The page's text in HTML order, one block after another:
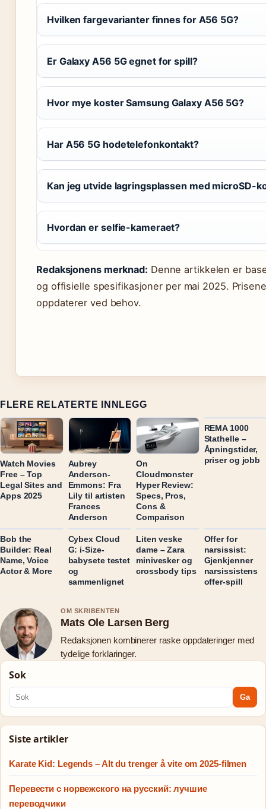
Hvilken fargevarianter finnes for A56 5G?
Er Galaxy A56 5G egnet for spill?
Hvor mye koster Samsung Galaxy A56 5G?
Har A56 5G hodetelefonkontakt?
Kan jeg utvide lagringsplassen med microSD-
Hvordan er selfie-kameraet?
Redaksjonens merknad: Denne artikkelen er
og offisielle spesifikasjoner per mai 2025.
oppdaterer ved behov.
FLERE RELATERTE INNLEGG
Watch Movies
Free – Top
Legal Sites and
Apps 2025
Aubrey
Anderson-
Emmons: Fra
Lily til artisten
Frances
Anderson
On
Cloudmonster
Hyper Review:
Specs, Pros,
Cons &
Comparison
REMA 1000
Stathelle –
Åpningstider,
priser og jobb
Bob the
Builder: Real
Name, Voice
Actor & More
Cybex Cloud
G: i-Size-
babysete testet
og
sammenlignet
Liten veske
dame – Zara
minivesker og
crossbody tips
Offer for
narsissist:
Gjenkjenner
narsissistens
offer-spill
OM SKRIBENTEN
Mats Ole Larsen Berg
Redaksjonen kombinerer raske oppdateringer med
tydelige forklaringer.
Sok
Ga
Siste artikler
Karate Kid: Legends – Alt du trenger å vite om 2025-filmen
Перевести с норвежского на русский: лучшие
переводчики